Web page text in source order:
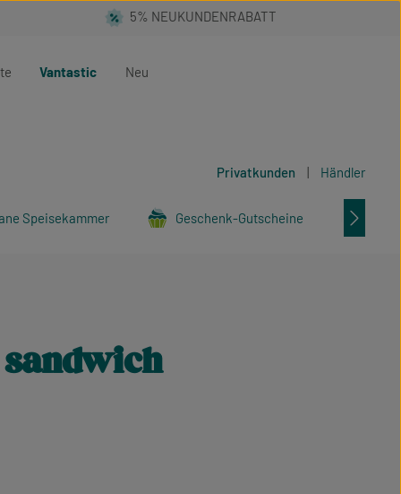
Vantastic Neu
Privatkunden | Händler
Speisekammer Geschenk-Gutscheine